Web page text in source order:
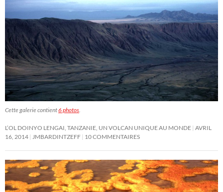
Cette galerie contient6 photos.
L’OL DOINYO LENGAI, TANZANIE, UN VOLCAN UNIQUE AU MONDE AVRIL
16, 2014 JMBARDINTZEFF 10 COMMENTAIRES